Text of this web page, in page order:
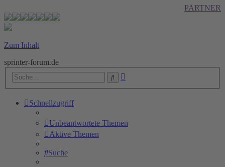
PARTNER
Zum Inhalt
sprinter-forum.de
Suche
Schnellzugriff
Unbeantwortete Themen
Aktive Themen
Suche